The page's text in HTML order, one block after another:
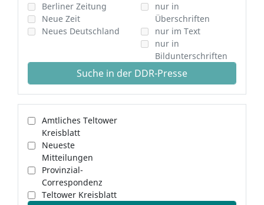
Berliner Zeitung
Neue Zeit
Neues Deutschland
nur in
Überschriften
nur im Text
nur in
Bildunterschriften
Suche in der DDR-Presse
Amtliches Teltower
Kreisblatt
Neueste
Mitteilungen
Provinzial-
Correspondenz
Teltower Kreisblatt